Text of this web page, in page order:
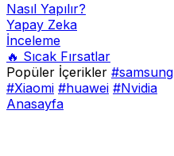
Nasıl Yapılır?
Yapay Zeka
İnceleme
🔥 Sıcak Fırsatlar
Popüler İçerikler #samsung
#Xiaomi #huawei #Nvidia
Anasayfa